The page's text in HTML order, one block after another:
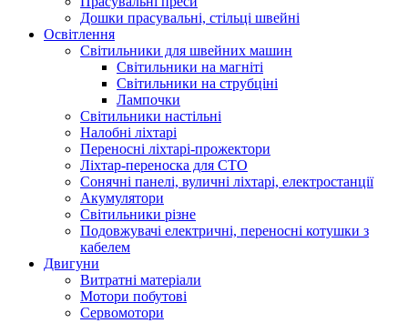
Дошки прасувальні, стільці швейні
Освітлення
Світильники для швейних машин
Світильники на магніті
Світильники на струбціні
Лампочки
Світильники настільні
Налобні ліхтарі
Переносні ліхтарі-прожектори
Ліхтар-переноска для СТО
Сонячні панелі, вуличні ліхтарі, електростанції
Акумулятори
Світильники різне
Подовжувачі електричні, переносні котушки з
кабелем
Двигуни
Витратні матеріали
Мотори побутові
Сервомотори